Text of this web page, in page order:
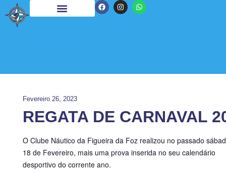
Fevereiro 26, 2023
REGATA DE CARNAVAL
O Clube Náutico da Figueira da Foz realizou no passado
18 de Fevereiro, mais uma prova inserida no seu calendário
desportivo do corrente ano.